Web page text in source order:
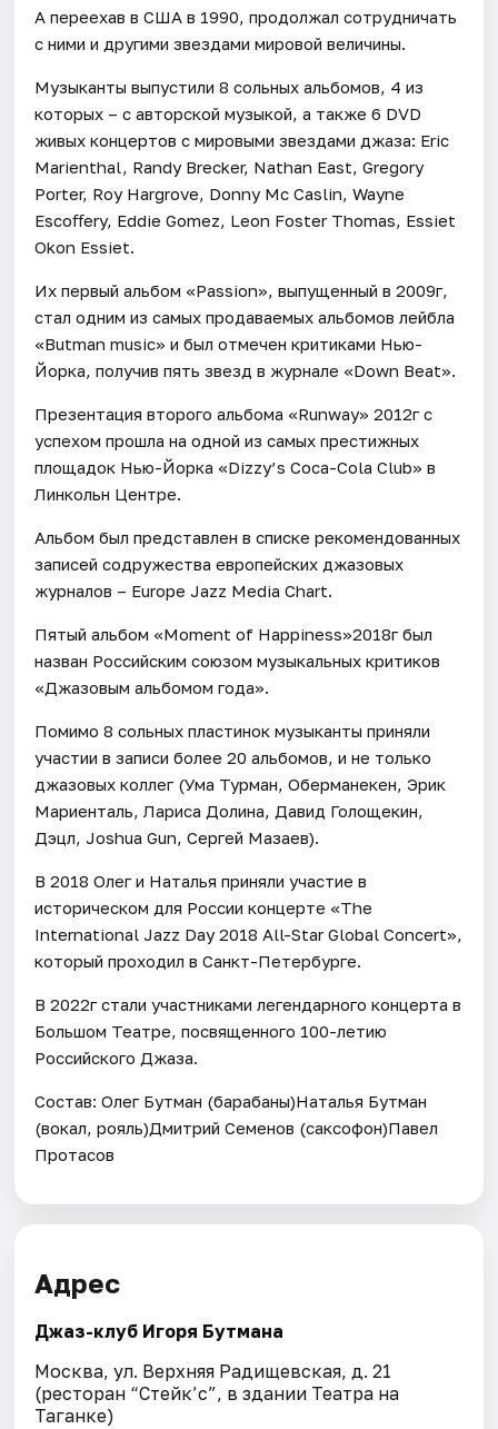
А переехав в США в 1990, продолжал сотрудничать
с ними и другими звездами мировой величины.
Музыканты выпустили 8 сольных альбомов, 4 из
которых – с авторской музыкой, а также 6 DVD
живых концертов с мировыми звездами джаза: Eric
Marienthal, Randy Brecker, Nathan East, Gregory
Porter, Roy Hargrove, Donny Mc Caslin, Wayne
Escoﬀery, Eddie Gomez, Leon Foster Thomas, Essiet
Okon Essiet.
Их первый альбом «Passion», выпущенный в 2009г,
стал одним из самых продаваемых альбомов лeйбла
«Butman music» и был отмечен критиками Нью-
Йорка, получив пять звезд в журнале «Down Beat».
Презентация второго альбома «Runway» 2012г с
успехом прошла на одной из самых престижных
площадок Нью-Йорка «Dizzy’s Coca-Cola Club» в
Линкольн Центре.
Альбом был представлен в списке рекомендованных
записей содружества европейских джазовых
журналов – Europe Jazz Media Chart.
Пятый альбом «Moment of Happiness»2018г был
назван Российским союзом музыкальных критиков
«Джазовым альбомом года».
Помимо 8 сольных пластинок музыканты приняли
участии в записи более 20 альбомов, и не только
джазовых коллег (Ума Турман, Оберманекен, Эрик
Мариенталь, Лариса Долина, Давид Голощекин,
Дэцл, Joshua Gun, Сергей Мазаев).
В 2018 Олег и Наталья приняли участие в
историческом для России концерте «The
International Jazz Day 2018 All-Star Global Concert»,
который проходил в Санкт-Петербурге.
В 2022г стали участниками легендарного концерта в
Большом Театре, посвященного 100-летию
Российского Джаза.
Состав: Олег Бутман (барабаны)Наталья Бутман
(вокал, рояль)Дмитрий Семенов (саксофон)Павел
Протасов
Адрес
Джаз-клуб Игоря Бутмана
Москва, ул. Верхняя Радищевская, д. 21
(ресторан “Стейк’c”, в здании Театра на
Таганке)